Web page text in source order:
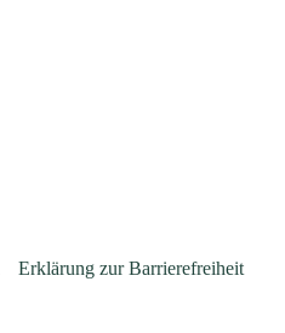
Erklärung zur Barrierefreiheit